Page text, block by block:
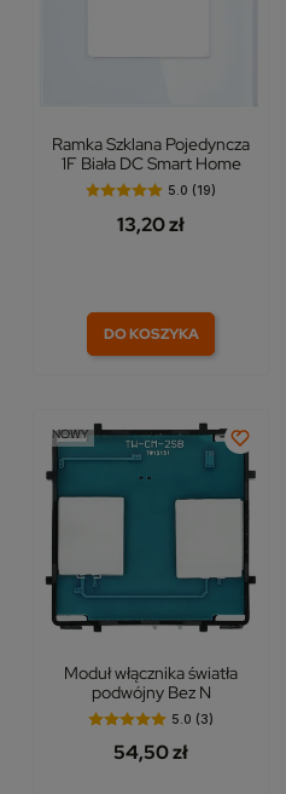
Ramka Szklana Pojedyncza
1F Biała DC Smart Home
5.0 (19)
13,20 zł
DO KOSZYKA
NOWY
Moduł włącznika światła
podwójny Bez N
5.0 (3)
54,50 zł